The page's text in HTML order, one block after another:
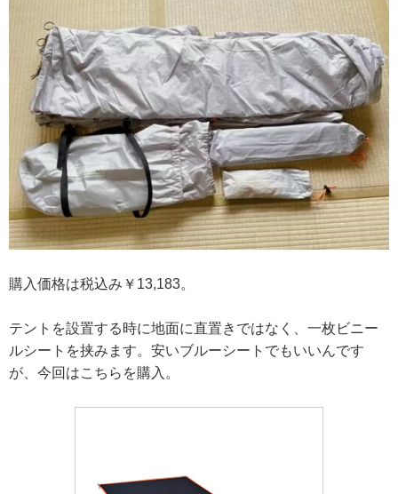
購入価格は税込み￥13,183。
テントを設置する時に地面に直置きではなく、一枚ビニー
ルシートを挟みます。安いブルーシートでもいいんです
が、今回はこちらを購入。